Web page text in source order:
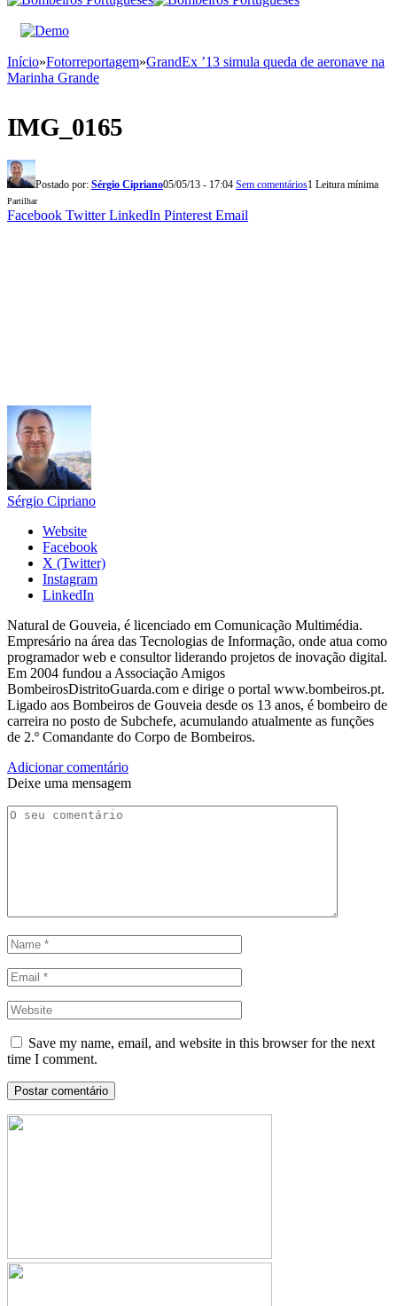
Início»Fotorreportagem»GrandEx ’13 simula queda de aeronave na
Marinha Grande
IMG_0165
Postado por: Sérgio Cipriano05/05/13 - 17:04 Sem comentários1 Leitura mínima
Partilhar
Facebook Twitter LinkedIn Pinterest Email
Sérgio Cipriano
Website
Facebook
X (Twitter)
Instagram
LinkedIn
Natural de Gouveia, é licenciado em Comunicação Multimédia.
Empresário na área das Tecnologias de Informação, onde atua como
programador web e consultor liderando projetos de inovação digital.
Em 2004 fundou a Associação Amigos
BombeirosDistritoGuarda.com e dirige o portal www.bombeiros.pt.
Ligado aos Bombeiros de Gouveia desde os 13 anos, é bombeiro de
carreira no posto de Subchefe, acumulando atualmente as funções
de 2.º Comandante do Corpo de Bombeiros.
Adicionar comentário
Deixe uma mensagem
Save my name, email, and website in this browser for the next
time I comment.